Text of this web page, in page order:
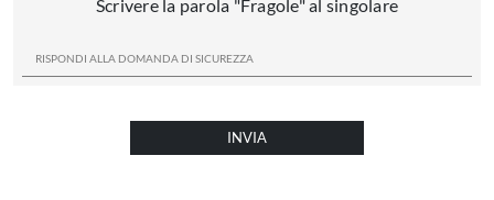
Scrivere la parola "Fragole" al singolare
INVIA